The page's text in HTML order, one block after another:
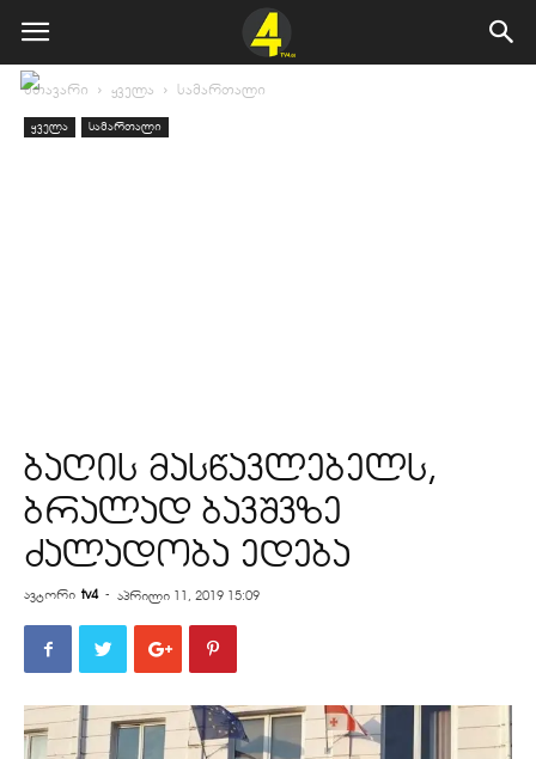
მთავარი ყველა სამართალი
ყველა სამართალი
ბაღის მასწავლებელს,
ბრალად ბავშვზე
ძალადობა ედება
ავტორი tv4 - აპრილი 11, 2019 15:09